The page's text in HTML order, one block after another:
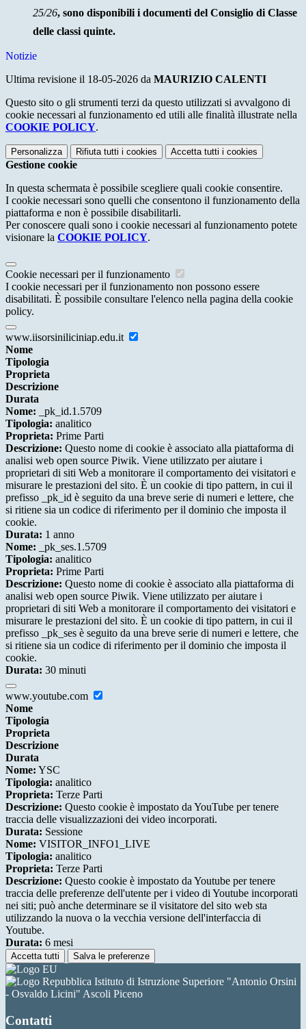
25/26, sono disponibili i documenti del Consiglio di Classe
delle classi quinte.
Notizie
Ultima revisione il 18-05-2026 da MAURIZIO CALENTI
Questo sito o gli strumenti terzi da questo utilizzati si avvalgono di
cookie necessari al funzionamento ed utili alle finalità illustrate nella
COOKIE POLICY.
Personalizza Rifiuta tutti i cookies Accetta tutti i cookies
Gestione cookie
In questa schermata è possibile scegliere quali cookie consentire.
I cookie necessari sono quelli che consentono il funzionamento della
piattaforma e non è possibile disabilitarli.
Per conoscere quali sono i cookie necessari al funzionamento potete
visionare la COOKIE POLICY.
Cookie necessari per il funzionamento
I cookie necessari per il funzionamento non possono essere
disabilitati. È possibile consultare l'elenco nella pagina della cookie
policy.
www.iisorsiniliciniap.edu.it
Nome
Tipologia
Proprieta
Descrizione
Durata
Nome: _pk_id.1.5709
Tipologia: analitico
Proprieta: Prime Parti
Descrizione: Questo nome di cookie è associato alla piattaforma di
analisi web open source Piwik. Viene utilizzato per aiutare i
proprietari di siti Web a monitorare il comportamento dei visitatori e
misurare le prestazioni del sito. È un cookie di tipo pattern, in cui il
prefisso _pk_id è seguito da una breve serie di numeri e lettere, che
si ritiene sia un codice di riferimento per il dominio che imposta il
cookie.
Durata: 1 anno
Nome: _pk_ses.1.5709
Tipologia: analitico
Proprieta: Prime Parti
Descrizione: Questo nome di cookie è associato alla piattaforma di
analisi web open source Piwik. Viene utilizzato per aiutare i
proprietari di siti Web a monitorare il comportamento dei visitatori e
misurare le prestazioni del sito. È un cookie di tipo pattern, in cui il
prefisso _pk_ses è seguito da una breve serie di numeri e lettere, che
si ritiene sia un codice di riferimento per il dominio che imposta il
cookie.
Durata: 30 minuti
www.youtube.com
Nome
Tipologia
Proprieta
Descrizione
Durata
Nome: YSC
Tipologia: analitico
Proprieta: Terze Parti
Descrizione: Questo cookie è impostato da YouTube per tenere
traccia delle visualizzazioni dei video incorporati.
Durata: Sessione
Nome: VISITOR_INFO1_LIVE
Tipologia: analitico
Proprieta: Terze Parti
Descrizione: Questo cookie è impostato da Youtube per tenere
traccia delle preferenze dell'utente per i video di Youtube incorporati
nei siti; può anche determinare se il visitatore del sito web sta
utilizzando la nuova o la vecchia versione dell'interfaccia di
Youtube.
Durata: 6 mesi
Accetta tutti Salva le preferenze
Istituto di Istruzione Superiore "Antonio Orsini
- Osvaldo Licini" Ascoli Piceno
Contatti